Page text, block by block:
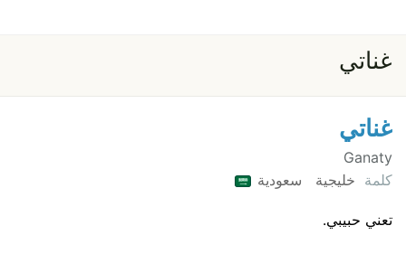
غناتي
غناتي
Ganaty
كلمة خليجية سعودية
تعني حبيبي.